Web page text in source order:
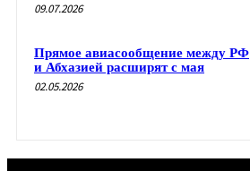
09.07.2026
Прямое авиасообщение между РФ
и Абхазией расширят с мая
02.05.2026